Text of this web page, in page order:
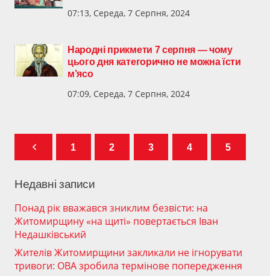
07:13, Середа, 7 Серпня, 2024
Народні прикмети 7 серпня — чому
цього дня категорично не можна їсти
м’ясо
07:09, Середа, 7 Серпня, 2024
1 2 3 4 5
Недавні записи
Понад рік вважався зниклим безвісти: на
Житомирщину «на щиті» повертається Іван
Недашківський
Жителів Житомирщини закликали не ігнорувати
тривоги: ОВА зробила термінове попередження